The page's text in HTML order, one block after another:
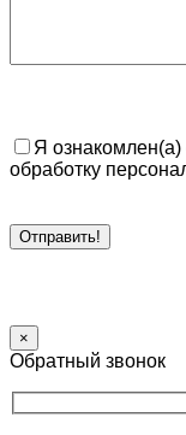
Я ознакомлен(а)
обработку
×
Обратный звонок